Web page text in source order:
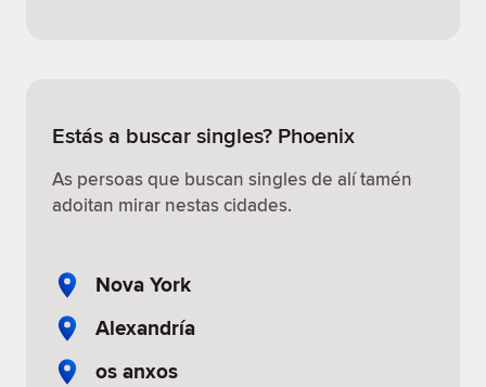
Estás a buscar singles? Phoenix
As persoas que buscan singles de alí tamén
adoitan mirar nestas cidades.
Nova York
Alexandría
os anxos